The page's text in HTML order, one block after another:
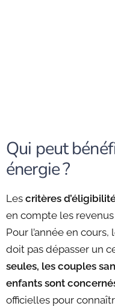
Qui peut
énergie ?
Les critères
en compte les
Pour l’année en
doit pas dépasser un
seules, les couples
enfants sont
officielles pour